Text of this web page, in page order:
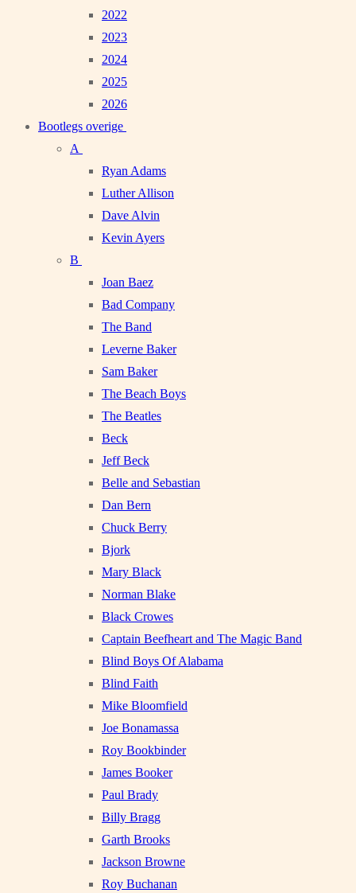
2022
2023
2024
2025
2026
Bootlegs overige
A
Ryan Adams
Luther Allison
Dave Alvin
Kevin Ayers
B
Joan Baez
Bad Company
The Band
Leverne Baker
Sam Baker
The Beach Boys
The Beatles
Beck
Jeff Beck
Belle and Sebastian
Dan Bern
Chuck Berry
Bjork
Mary Black
Norman Blake
Black Crowes
Captain Beefheart and The Magic Band
Blind Boys Of Alabama
Blind Faith
Mike Bloomfield
Joe Bonamassa
Roy Bookbinder
James Booker
Paul Brady
Billy Bragg
Garth Brooks
Jackson Browne
Roy Buchanan